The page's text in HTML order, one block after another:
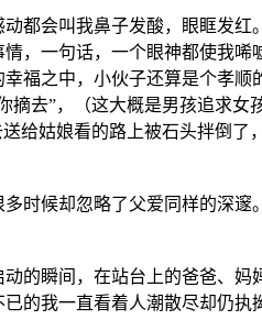
都会叫我鼻子发酸，眼眶发红
，一句话，一个眼神都使我唏
之中，小伙子还算是个孝顺
摘去”，（这大概是男孩追求女
给姑娘看的路上被石头拌倒了
时候却忽略了父爱同样的深邃
的瞬间，在站台上的爸爸、妈
的我一直看着人潮散尽却仍